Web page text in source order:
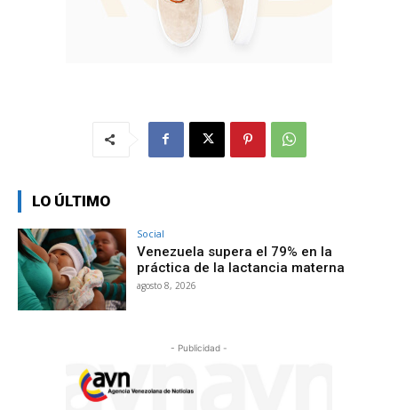
LO ÚLTIMO
Social
Venezuela supera el 79% en la
práctica de la lactancia materna
agosto 8, 2026
- Publicidad -